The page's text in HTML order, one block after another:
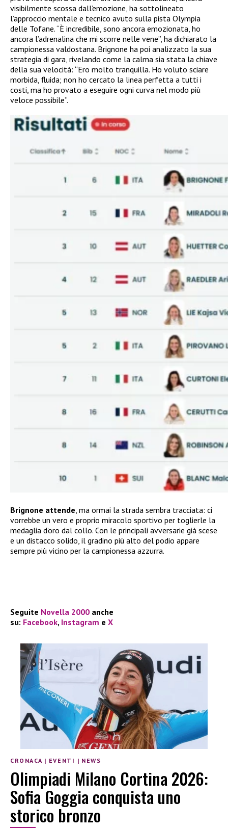
visibilmente scossa dall’emozione, ha sottolineato
l’approccio mentale e tecnico avuto sulla pista Olympia
delle Tofane. “È incredibile, sono ancora emozionata, ho
ancora l’adrenalina che mi scorre nelle vene”, ha dichiarato la
campionessa valdostana. Brignone ha poi analizzato la sua
strategia di gara, rivelando come la calma sia stata la chiave
della sua velocità: “Ero molto tranquilla. Ho voluto sciare
morbida, fluida; non ho cercato la linea perfetta a tutti i
costi, ma ho provato a eseguire ogni curva nel modo più
veloce possibile”.
Brignone attende , ma ormai la strada sembra tracciata: ci
vorrebbe un vero e proprio miracolo sportivo per toglierle la
medaglia d’oro dal collo. Con le principali avversarie già scese
e un distacco solido, il gradino più alto del podio appare
sempre più vicino per la campionessa azzurra.
Seguite Novella 2000 anche
su: Facebook, Instagram e X
CRONACA | EVENTI | NEWS
OIimpiadi Milano Cortina 2026:
Sofia Goggia conquista uno
storico bronzo